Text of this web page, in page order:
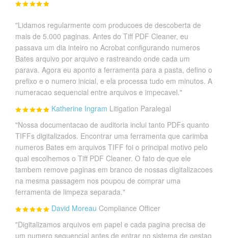
"Lidamos regularmente com producoes de descoberta de
mais de 5.000 paginas. Antes do Tiff PDF Cleaner, eu
passava um dia inteiro no Acrobat configurando numeros
Bates arquivo por arquivo e rastreando onde cada um
parava. Agora eu aponto a ferramenta para a pasta, defino o
prefixo e o numero inicial, e ela processa tudo em minutos. A
numeracao sequencial entre arquivos e impecavel."
Katherine Ingram Litigation Paralegal
"Nossa documentacao de auditoria inclui tanto PDFs quanto
TIFFs digitalizados. Encontrar uma ferramenta que carimba
numeros Bates em arquivos TIFF foi o principal motivo pelo
qual escolhemos o Tiff PDF Cleaner. O fato de que ele
tambem remove paginas em branco de nossas digitalizacoes
na mesma passagem nos poupou de comprar uma
ferramenta de limpeza separada."
David Moreau Compliance Officer
"Digitalizamos arquivos em papel e cada pagina precisa de
um numero sequencial antes de entrar no sistema de gestao